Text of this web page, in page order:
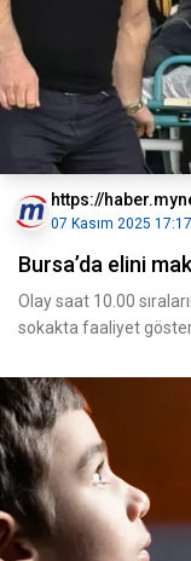
https://
07 Kasım 2025 17:17
Bursa’da elini
Olay saat 10.00
sokakta faaliyet